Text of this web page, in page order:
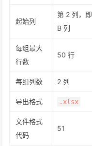
起始列
第 2 列，即
B 列
每组最大
行数
50 行
每组列数 2 列
导出格式 .xlsx
文件格式
代码
51